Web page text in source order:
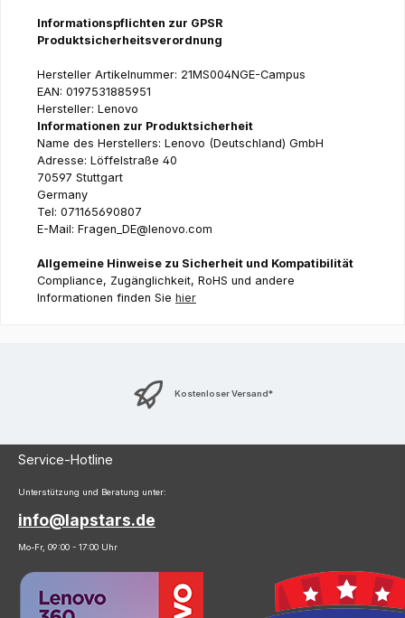
Informationspflichten zur GPSR
Produktsicherheitsverordnung
Hersteller Artikelnummer: 21MS004NGE-Campus
EAN: 0197531885951
Hersteller: Lenovo
Informationen zur Produktsicherheit
Name des Herstellers: Lenovo (Deutschland) GmbH
Adresse: Löffelstraße 40
70597 Stuttgart
Germany
Tel: 071165690807
E-Mail: Fragen_DE@lenovo.com
Allgemeine Hinweise zu Sicherheit und Kompatibilität
Compliance, Zugänglichkeit, RoHS und andere
Informationen finden Sie hier
Kostenloser Versand*
Service-Hotline
Unterstützung und Beratung unter:
info@lapstars.de
Mo-Fr, 09:00 - 17:00 Uhr